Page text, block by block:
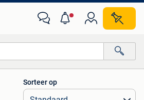
Alle afstanden…
Sorteer op